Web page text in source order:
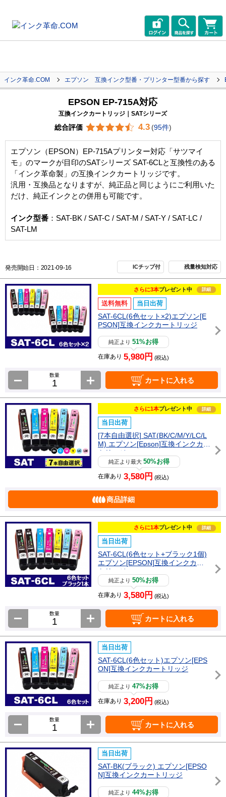
インク革命.COM エプソン 互換インク型番・プリンター型番から探す
EPSON EP-715A対応
互換インクカートリッジ｜SATシリーズ
総合評価 4.3 (95件)
エプソン（EPSON）EP-715Aプリンター対応「サツマイ
モ」のマークが目印のSATシリーズ SAT-6CLと互換性のある
「インク革命製」の互換インクカートリッジです。
汎用・互換品となりますが、純正品と同じようにご利用いた
だけ、純正インクとの併用も可能です。
インク型番 ：SAT-BK / SAT-C / SAT-M / SAT-Y / SAT-LC /
SAT-LM
発売開始日：2021-09-16 ICチップ付 残量検知対応
さらに3本プレゼント中 詳細
送料無料 当日出荷
SAT-6CL(6色セット×2)エプソン[E
PSON]互換インクカートリッジ
純正より51%お得
在庫あり 5,980円 (税込)
数量
カートに入れる
さらに1本プレゼント中 詳細
当日出荷
[7本自由選択] SAT(BK/C/M/Y/LC/L
M) エプソン[Epson]互換インクカー
トリッジ
純正より最大50%お得
在庫あり 3,580円 (税込)
商品詳細
さらに1本プレゼント中 詳細
当日出荷
SAT-6CL(6色セット+ブラック1個)
エプソン[EPSON]互換インクカー
トリッジ
純正より50%お得
在庫あり 3,580円 (税込)
数量
カートに入れる
当日出荷
SAT-6CL(6色セット)エプソン[EPS
ON]互換インクカートリッジ
純正より47%お得
在庫あり 3,200円 (税込)
数量
カートに入れる
当日出荷
SAT-BK(ブラック) エプソン[EPSO
N]互換インクカートリッジ
純正より44%お得